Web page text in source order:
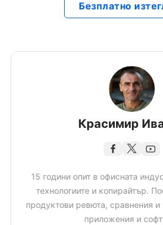
Безплатно
Красимир
15 години опит в офисната
технологиите и копирайтър.
продуктови ревюта, сравнения и
приложения и